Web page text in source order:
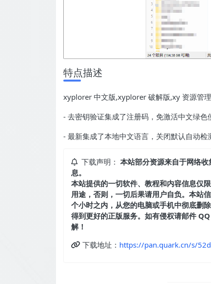
特点描述
xyplorer 中文版,xyplorer 破解版,xy 资源管
- 去密钥验证集成了注册码，免激活中文绿色
- 最新集成了本地中文语言，关闭默认自动检
下载声明： 本站部分资源来自于网络
息。
本站提供的一切软件、教程和内容信息仅
用途，否则，一切后果请用户自负。本站
个小时之内，从您的电脑或手机中彻底删
得到更好的正版服务。如有侵权请邮件
解！
下载地址： https://pan.quark.cn/s/